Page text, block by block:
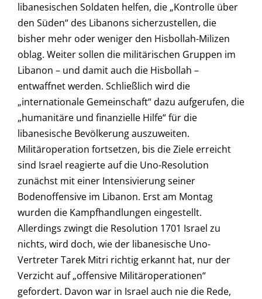
libanesischen Soldaten helfen, die „Kontrolle über
den Süden“ des Libanons sicherzustellen, die
bisher mehr oder weniger den Hisbollah-Milizen
oblag. Weiter sollen die militärischen Gruppen im
Libanon – und damit auch die Hisbollah –
entwaffnet werden. Schließlich wird die
„internationale Gemeinschaft“ dazu aufgerufen, die
„humanitäre und finanzielle Hilfe“ für die
libanesische Bevölkerung auszuweiten.
Militäroperation fortsetzen, bis die Ziele erreicht
sind Israel reagierte auf die Uno-Resolution
zunächst mit einer Intensivierung seiner
Bodenoffensive im Libanon. Erst am Montag
wurden die Kampfhandlungen eingestellt.
Allerdings zwingt die Resolution 1701 Israel zu
nichts, wird doch, wie der libanesische Uno-
Vertreter Tarek Mitri richtig erkannt hat, nur der
Verzicht auf „offensive Militäroperationen“
gefordert. Davon war in Israel auch nie die Rede,